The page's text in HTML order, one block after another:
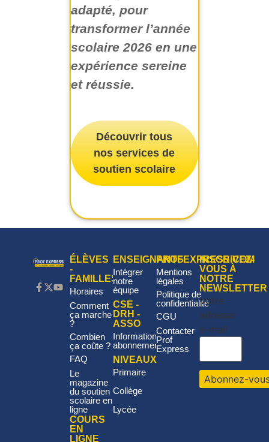
adapté, pour
transformer l’année
scolaire 2026 en une
expérience sereine
et réussie.
Découvrir tous
nos services de
soutien scolaire
ÉLÈVES
-
FAMILLES
Horaires
Comment
ça marche
?
Combien
ça coûte ?
FAQ
Le
magazine
du soutien
scolaire en
ligne
COURS
EN
LIGNE
ENSEIGNANTS
Intégrer
notre
équipe
CSE -
DRH -
ASSO
Informations
abonnement
NIVEAUX
Primaire
Collège
Lycée
PROFEXPRESS.COM
Mentions
légales
Politique de
confidentialité
CGU
Contacter
Prof
Express
INSCRIVEZ-
VOUS À
NOTRE
NEWSLETTER
Votre
adresse
e-mail